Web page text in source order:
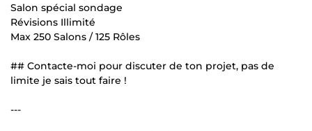
Salon spécial sondage
Révisions Illimité
Max 250 Salons / 125 Rôles
## Contacte-moi pour discuter de ton projet, pas de
limite je sais tout faire !
---